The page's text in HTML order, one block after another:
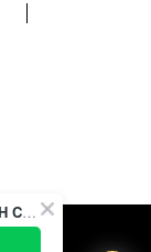
ALWAYS FUN WITH CACO !